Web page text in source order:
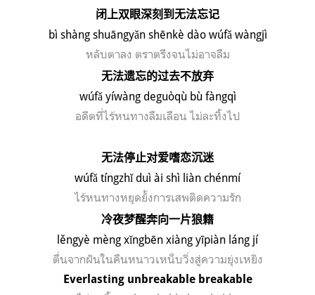
闭上双眼深刻到无法忘记
bì shàng shuāngyǎn shēnkè dào wúfǎ wàngjì
หลับตาลง ตราตรึงจนไม่อาจลืม
无法遗忘的过去不放弃
wúfǎ yíwàng deguòqù bù fàngqì
อดีตที่ไร้หนทางลืมเลือน ไม่ละทิ้งไป
无法停止对爱嗜恋沉迷
wúfǎ tíngzhǐduì ài shì liàn chénmí
ไร้หนทางหยุดยั้งการเสพติดความรัก
冷夜梦醒奔向一片狼籍
lěngyè mèng xǐngbēn xiàng yīpiàn láng jí
ตื่นจากฝันในคืนหนาวเหน็บวิ่งสู่ความยุ่งเหยิง
Everlasting unbreakable breakable